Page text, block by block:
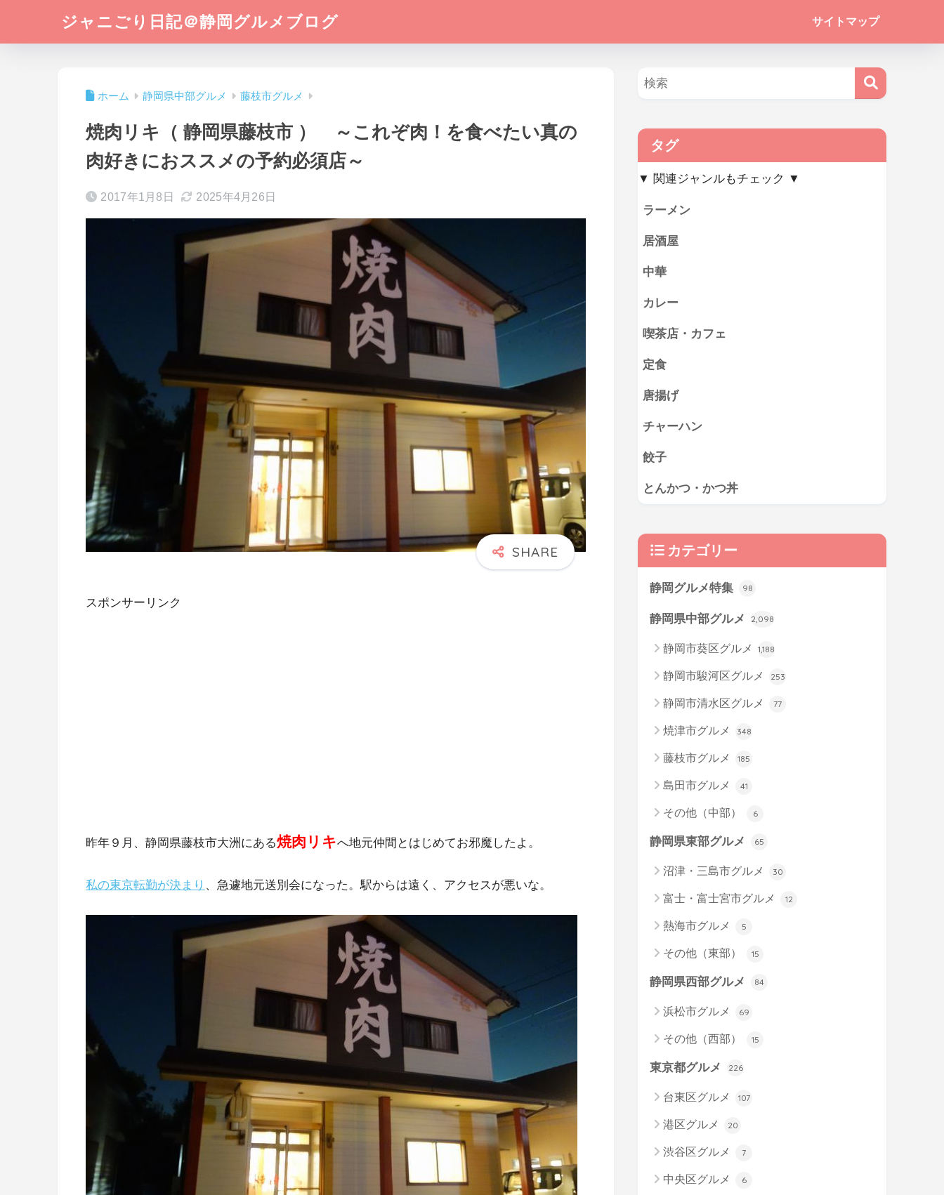
ジャニごり日記＠静岡グルメブログ サイトマップ
ホーム 静岡県中部グルメ 藤枝市グルメ
焼肉リキ（ 静岡県藤枝市 ） ～これぞ肉！を食べたい真の
肉好きにおススメの予約必須店～
2017年1月8日 2025年4月26日
スポンサーリンク
昨年９月、静岡県藤枝市大洲にある焼肉リキへ地元仲間とはじめてお邪魔したよ。
私の東京転勤が決まり 、急遽地元送別会になった。駅からは遠く、アクセスが悪いな。
タグ
▼ 関連ジャンルもチェック ▼
ラーメン
居酒屋
中華
カレー
喫茶店・カフェ
定食
唐揚げ
チャーハン
餃子
とんかつ・かつ丼
カテゴリー
静岡グルメ特集 98
静岡県中部グルメ 2,098
静岡市葵区グルメ 1,188
静岡市駿河区グルメ 253
静岡市清水区グルメ 77
焼津市グルメ 348
藤枝市グルメ 185
島田市グルメ 41
その他（中部） 6
静岡県東部グルメ 65
沼津・三島市グルメ 30
富士・富士宮市グルメ 12
熱海市グルメ 5
その他（東部） 15
静岡県西部グルメ 84
浜松市グルメ 69
その他（西部） 15
東京都グルメ 226
台東区グルメ 107
港区グルメ 20
渋谷区グルメ 7
中央区グルメ 6